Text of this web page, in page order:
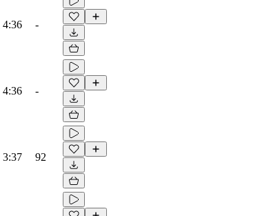
4:36 -
4:36 -
3:37 92